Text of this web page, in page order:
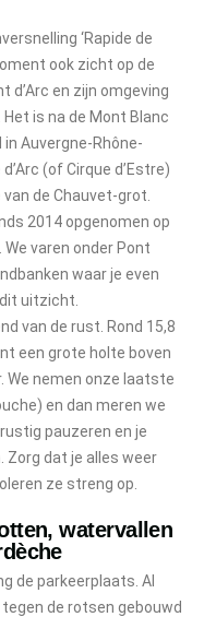
‘Rapide de
ook zicht op de
d’Arc en zijn omgeving
is na de Mont Blanc
Auvergne-Rhône-
(of Cirque d’Estre)
de Chauvet-grot.
2014 opgenomen op
We varen onder Pont
waar je even
uitzicht.
van de rust. Rond 15,8
een grote holte boven
We nemen onze laatste
en dan meren we
pauzeren en je
dat je alles weer
ze streng op.
watervallen
de parkeerplaats. Al
de rotsen gebouwd